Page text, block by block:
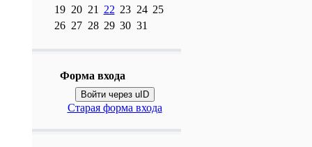
19 20 21 22 23 24 25
26 27 28 29 30 31
Форма входа
Войти через uID
Старая форма входа